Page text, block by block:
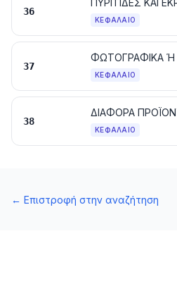
36
ΚΕΦΆΛΑΙΟ
37
ΚΕΦΆΛΑΙΟ
38
ΚΕΦΆΛΑΙΟ
← Επιστροφή στην αναζήτηση